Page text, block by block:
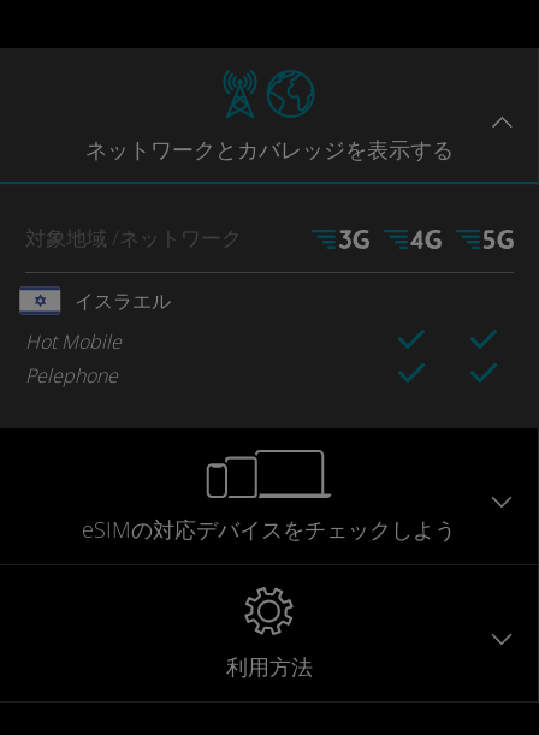
ネットワークとカバレッジを表示する
対象地域 /ネットワーク
イスラエル
Hot Mobile
Pelephone
eSIMの対応デバイスをチェックしよう
利用方法